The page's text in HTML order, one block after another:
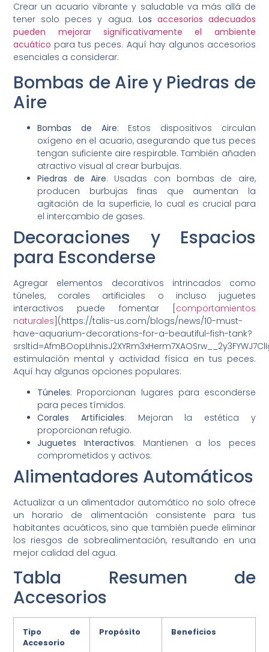
Crear un acuario vibrante y saludable va más allá de
tener solo peces y agua. Los accesorios adecuados
pueden mejorar significativamente el ambiente
acuático para tus peces. Aquí hay algunos accesorios
esenciales a considerar:
Bombas de Aire y Piedras de
Aire
Bombas de Aire: Estos dispositivos circulan
oxígeno en el acuario, asegurando que tus peces
tengan suficiente aire respirable. También añaden
atractivo visual al crear burbujas.
Piedras de Aire: Usadas con bombas de aire,
producen burbujas finas que aumentan la
agitación de la superficie, lo cual es crucial para
el intercambio de gases.
Decoraciones y Espacios
para Esconderse
Agregar elementos decorativos intrincados como
túneles, corales artificiales o incluso juguetes
interactivos puede fomentar [comportamientos
naturales](https://talis-us.com/blogs/news/10-must-
have-aquarium-decorations-for-a-beautiful-fish-tank?
estimulación mental y actividad física en tus peces.
Aquí hay algunas opciones populares:
Túneles: Proporcionan lugares para esconderse
para peces tímidos.
Corales Artificiales: Mejoran la estética y
proporcionan refugio.
Juguetes Interactivos: Mantienen a los peces
comprometidos y activos.
Alimentadores Automáticos
Actualizar a un alimentador automático no solo ofrece
un horario de alimentación consistente para tus
habitantes acuáticos, sino que también puede eliminar
los riesgos de sobrealimentación, resultando en una
mejor calidad del agua.
Tabla Resumen de
Accesorios
Tipo de
Accesorio
Propósito Beneficios